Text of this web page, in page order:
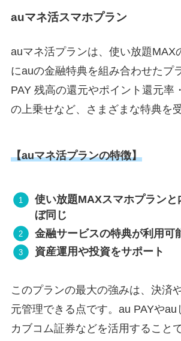
auマネ活スマホプラン
auマネ活プランは、使い放題MAX
にauの金融特典を組み合わせたプ
PAY 残高の還元やポイント還元率
の上乗せなど、さまざまな特典を
【auマネ活プランの特徴】
使い放題MAXスマホプランと
ぼ同じ
金融サービスの特典が利用可
資産運用や投資をサポート
このプランの最大の強みは、決済
元管理できる点です。au PAYやau
カブコム証券などを活用すること